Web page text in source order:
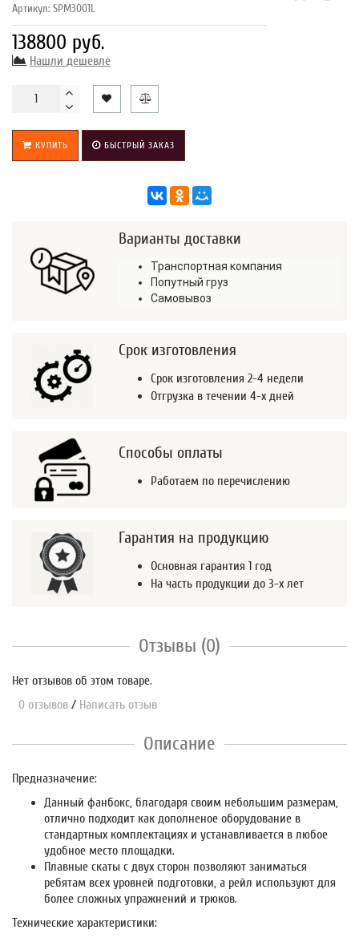
Артикул: SPM3001L
138800 руб.
Нашли дешевле
КУПИТЬ БЫСТРЫЙ ЗАКАЗ
Варианты доставки
Транспортная компания
Попутный груз
Самовывоз
Срок изготовления
Срок изготовления 2-4 недели
Отгрузка в течении 4-х дней
Способы оплаты
Работаем по перечислению
Гарантия на продукцию
Основная гарантия 1 год
На часть продукции до 3-х лет
Отзывы (0)
Нет отзывов об этом товаре.
0 отзывов / Написать отзыв
Описание
Предназначение:
Данный фанбокс, благодаря своим небольшим размерам,
отлично подходит как дополненое оборудование в
стандартных комплектациях и устанавливается в любое
удобное место площадки.
Плавные скаты с двух сторон позволяют заниматься
ребятам всех уровней подготовки, а рейл используют для
более сложных упражнений и трюков.
Технические характеристики: